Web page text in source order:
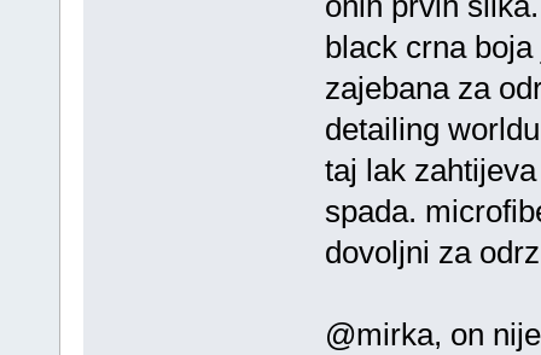
black crna
zajebana za
detailing
taj lak
spada.
dovoljni za
@mirka, on